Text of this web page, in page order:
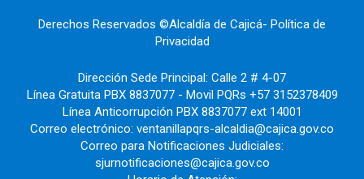
Derechos Reservados ©Alcaldía de Cajicá- Política de
Privacidad
Dirección Sede Principal: Calle 2 # 4-07
Línea Gratuita PBX 8837077 - Movil PQRs +57 3152378409
Línea Anticorrupción PBX 8837077 ext 14001
Correo electrónico: ventanillapqrs-alcaldia@cajica.gov.co
Correo para Notificaciones Judiciales:
sjurnotificaciones@cajica.gov.co